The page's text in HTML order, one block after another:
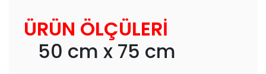
ÜRÜN ÖLÇÜLERİ
50 cm x 75 cm